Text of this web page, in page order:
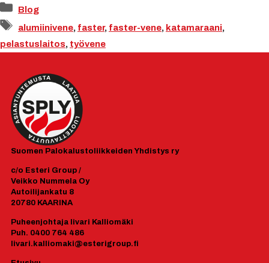
Kategoriat
Blog
Avainsanat
alumiinivene, faster, faster-vene, katamaraani,
pelastuslaitos, työvene
Suomen Palokalustoliikkeiden Yhdistys ry
c/o Esteri Group /
Veikko Nummela Oy
Autoilijankatu 8
20780 KAARINA
Puheenjohtaja Iivari Kalliomäki
Puh. 0400 764 486
Iivari.kalliomaki@esterigroup.fi